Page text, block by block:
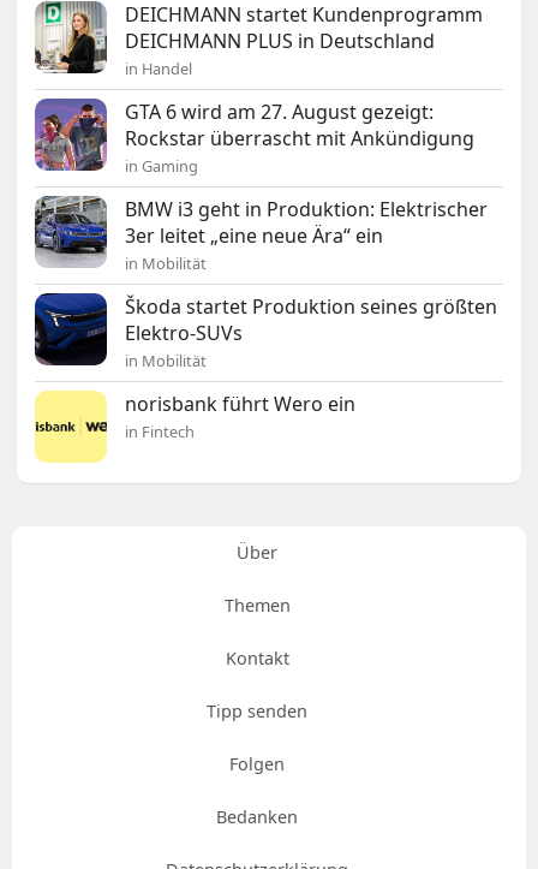
DEICHMANN startet Kundenprogramm
DEICHMANN PLUS in Deutschland
in Handel
GTA 6 wird am 27. August gezeigt:
Rockstar überrascht mit Ankündigung
in Gaming
BMW i3 geht in Produktion: Elektrischer
3er leitet „eine neue Ära“ ein
in Mobilität
Škoda startet Produktion seines größten
Elektro-SUVs
in Mobilität
norisbank führt Wero ein
in Fintech
Über
Themen
Kontakt
Tipp senden
Folgen
Bedanken